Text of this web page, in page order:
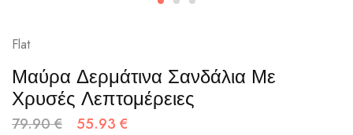
Flat
Μαύρα Δερμάτινα Σανδάλια Με
Χρυσές Λεπτομέρειες
79.90€ 55.93 €